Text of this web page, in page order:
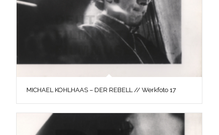
MICHAEL KOHLHAAS – DER REBELL // Werkfoto 17